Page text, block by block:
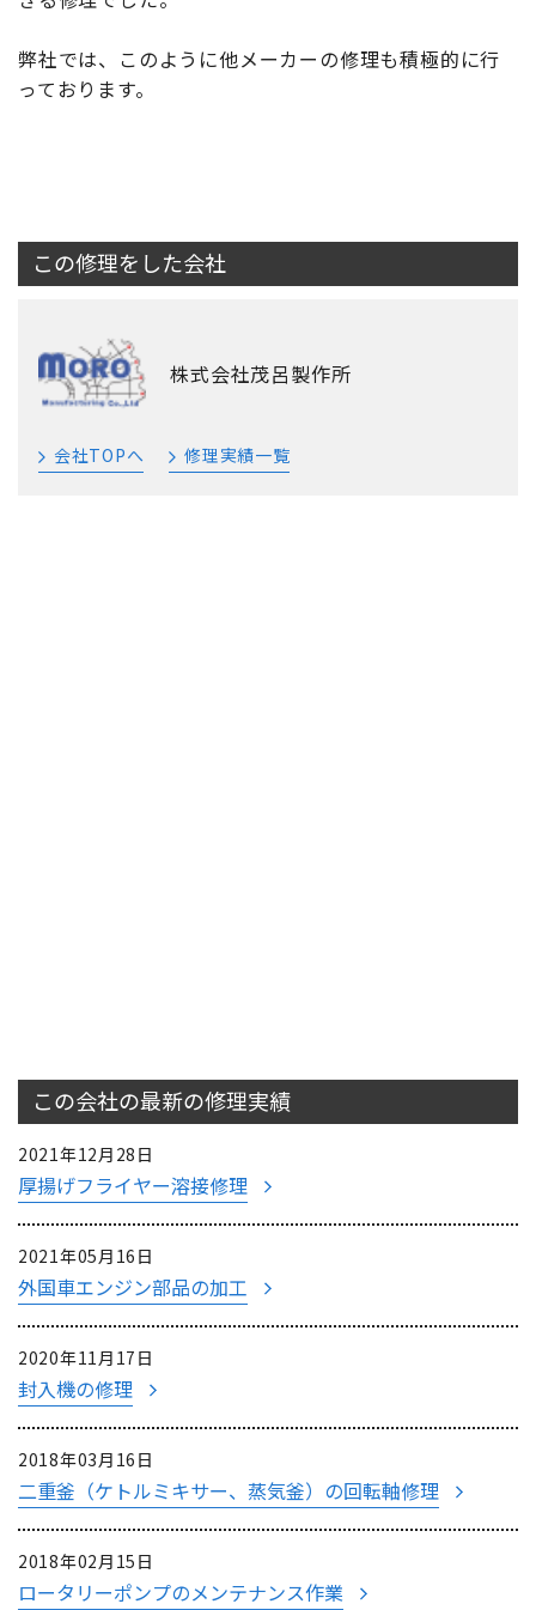
弊社では、このように他メーカーの修理も積極的に行
っております。
この修理をした会社
株式会社茂呂製作所
会社TOPへ 修理実績一覧
この会社の最新の修理実績
2021年12月28日
厚揚げフライヤー溶接修理
2021年05月16日
外国車エンジン部品の加工
2020年11月17日
封入機の修理
2018年03月16日
二重釜（ケトルミキサー、蒸気釜）の回転軸修理
2018年02月15日
ロータリーポンプのメンテナンス作業